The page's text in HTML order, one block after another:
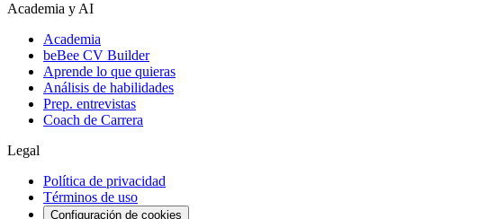
Academia y AI
Academia
beBee CV Builder
Aprende lo que quieras
Análisis de habilidades
Prep. entrevistas
Coach de Carrera
Legal
Política de privacidad
Términos de uso
Configuración de cookies